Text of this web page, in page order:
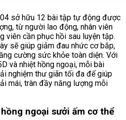
sở hữu 12 bài tập tự động được
từ người lao động, nhân viên
viên cần phục hồi sau luyện tập.
sẽ giúp giảm đau nhức cơ bắp,
cường sức khỏe toàn diện. Với
và nhiệt hồng ngoại, mỗi bài
nghiệm thư giãn tối đa để giúp
mái, tràn đầy năng lượng mỗi
ngoại sưởi ấm cơ thể